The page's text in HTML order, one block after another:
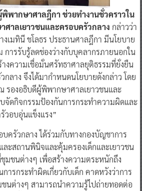
พากษาศาลฎีกา ช่วยทำงานชั่วคราวใน
าลเยาวชนและครอบครัวกลาง กล่าวว่า
เมทินี ชโลธร ประธานศาลฎีกา มีนโยบาย
การรับรู้ลดช่องว่างกับบุคลากรภายนอกใน
งความเชื่อมั่นศรัทธาศาลยุติธรรมที่ยั่งยืน
ลาง จึงได้มากำหนดนโยบายดังกล่าว โดย
รองอธิบดีผู้พิพากษาศาลเยาวชนและ
จัดกิจกรรมป้องกันการกระทำความผิดและ
วอบอุ่นแข็งแรง”
บครัวกลาง ได้ร่วมกับทางกองบัญชาการ
ะสถานพินิจและคุ้มครองเด็กและเยาวชน
มชนต่างๆ เพื่อสร้างความตระหนักถึง
ารกระทำผิดเกี่ยวกับเด็ก คาดหวังว่าการ
นต่างๆ สามารถนำความรู้ไปถ่ายทอดต่อ